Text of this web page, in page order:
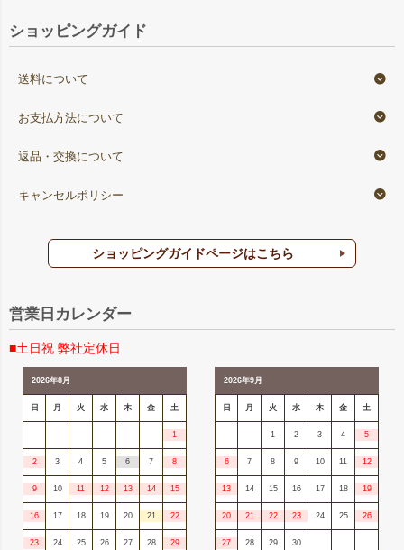
ショッピングガイド
送料について
お支払方法について
返品・交換について
キャンセルポリシー
ショッピングガイドページはこちら
営業日カレンダー
■土日祝 弊社定休日
2026年8月
日 月 火 水 木 金 土
1
2 3 4 5 6 7 8
9 10 11 12 13 14 15
16 17 18 19 20 21 22
23 24 25 26 27 28 29
2026年9月
日 月 火 水 木 金 土
1 2 3 4 5
6 7 8 9 10 11 12
13 14 15 16 17 18 19
20 21 22 23 24 25 26
27 28 29 30